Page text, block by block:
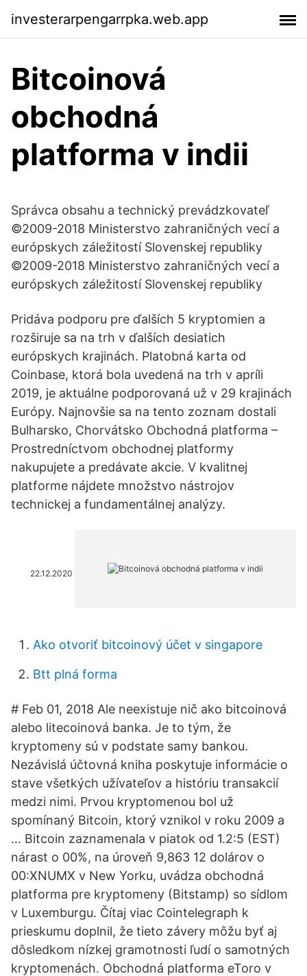
investerarpengarrpka.web.app
Bitcoinová
obchodná
platforma v indii
Správca obsahu a technický prevádzkovateľ
©2009-2018 Ministerstvo zahraničných vecí­ a
európskych záležitostí­ Slovenskej republiky
©2009-2018 Ministerstvo zahraničných vecí­ a
európskych záležitostí­ Slovenskej republiky
Pridáva podporu pre ďalších 5 kryptomien a
rozširuje sa na trh v ďalších desiatich
európskych krajinách. Platobná karta od
Coinbase, ktorá bola uvedená na trh v apríli
2019, je aktuálne podporovaná už v 29 krajinách
Európy. Najnovšie sa na tento zoznam dostali
Bulharsko, Chorvátsko Obchodná platforma –
Prostredníctvom obchodnej platformy
nakupujete a predávate akcie. V kvalitnej
platforme nájdete množstvo nástrojov
technickej a fundamentálnej analýzy.
22.12.2020
Ako otvoriť bitcoinový účet v singapore
Btt plná forma
# Feb 01, 2018 Ale neexistuje nič ako bitcoinová
alebo litecoinová banka. Je to tým, že
kryptomeny sú v podstate samy bankou.
Nezávislá účtovná kniha poskytuje informácie o
stave všetkých užívateľov a históriu transakcií
medzi nimi. Prvou kryptomenou bol už
spomínaný Bitcoin, ktorý vznikol v roku 2009 a
… Bitcoin zaznamenala v piatok od 1.2:5 (EST)
nárast o 00%, na úroveň 9,863 12 dolárov o
00:XNUMX v New Yorku, uvádza obchodná
platforma pre kryptomeny (Bitstamp) so sídlom
v Luxemburgu. Čítaj viac Cointelegraph k
prieskumu doplnil, že tieto závery môžu byť aj
dôsledkom nízkej gramotnosti ľudí o samotných
kryptomenách. Obchodná platforma eToro v